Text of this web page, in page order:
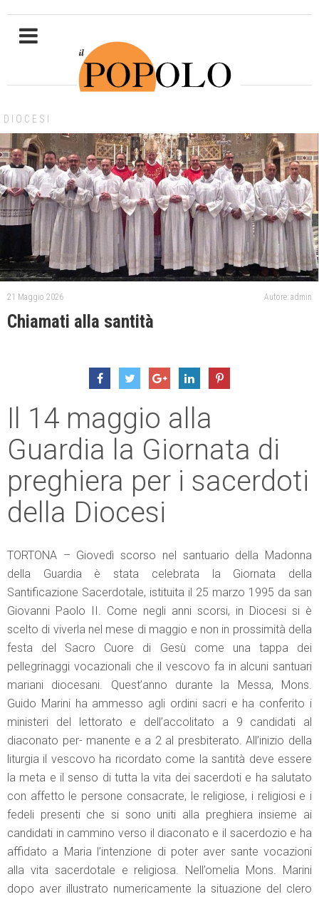
DIOCESI
21 Maggio 2026 Autore: admin
Chiamati alla santità
Il 14 maggio alla
Guardia la Giornata di
preghiera per i sacerdoti
della Diocesi
TORTONA – Giovedì scorso nel santuario della Madonna
della Guardia è stata celebrata la Giornata della
Santificazione Sacerdotale, istituita il 25 marzo 1995 da san
Giovanni Paolo II. Come negli anni scorsi, in Diocesi si è
scelto di viverla nel mese di maggio e non in prossimità della
festa del Sacro Cuore di Gesù come una tappa dei
pellegrinaggi vocazionali che il vescovo fa in alcuni santuari
mariani diocesani. Quest’anno durante la Messa, Mons.
Guido Marini ha ammesso agli ordini sacri e ha conferito i
ministeri del lettorato e dell’accolitato a 9 candidati al
diaconato per- manente e a 2 al presbiterato. All’inizio della
liturgia il vescovo ha ricordato come la santità deve essere
la meta e il senso di tutta la vita dei sacerdoti e ha salutato
con affetto le persone consacrate, le religiose, i religiosi e i
fedeli presenti che si sono uniti alla preghiera insieme ai
candidati in cammino verso il diaconato e il sacerdozio e ha
affidato a Maria l’intenzione di poter aver sante vocazioni
alla vita sacerdotale e religiosa. Nell’omelia Mons. Marini
dopo aver illustrato numericamente la situazione del clero